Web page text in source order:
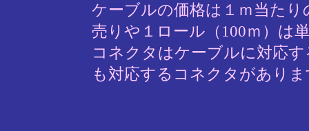
ケーブルの価格は１ｍ当た
売りや１ロール（100ｍ）は
コネクタはケーブルに対応
も対応するコネクタがあり